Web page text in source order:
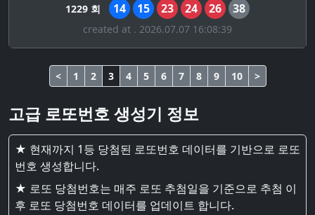
1229 회 14 15 23 24 26 38
created at . 2026.07.07 16:08:39
< 1 2 3 4 5 6 7 8 9 10 >
고급 로또번호 생성기 정보
★ 현재까지 1등 당첨된 로또번호 데이터를 기반으로 로또
번호 생성합니다.
★ 로또 당첨번호는 매주 로또 추첨일을 기준으로 추첨 이
후 로또 당첨번호 데이터를 업데이트 합니다.